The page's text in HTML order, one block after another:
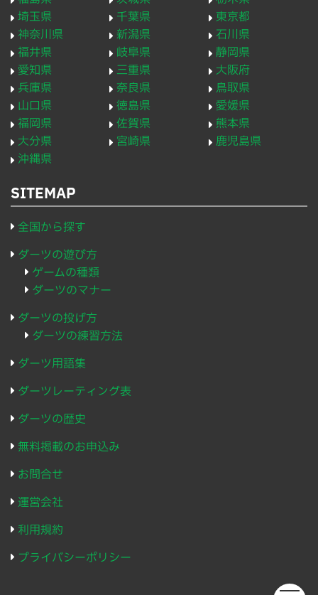
埼玉県
千葉県
東京都
神奈川県
新潟県
石川県
福井県
岐阜県
静岡県
愛知県
三重県
大阪府
兵庫県
奈良県
鳥取県
山口県
徳島県
愛媛県
福岡県
佐賀県
熊本県
大分県
宮崎県
鹿児島県
沖縄県
SITEMAP
全国から探す
ダーツの遊び方
ゲームの種類
ダーツのマナー
ダーツの投げ方
ダーツの練習方法
ダーツ用語集
ダーツレーティング表
ダーツの歴史
無料掲載のお申込み
お問合せ
運営会社
利用規約
プライバシーポリシー